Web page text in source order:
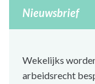
Nieuwsbrief
Wekelijks
arbeidsrecht